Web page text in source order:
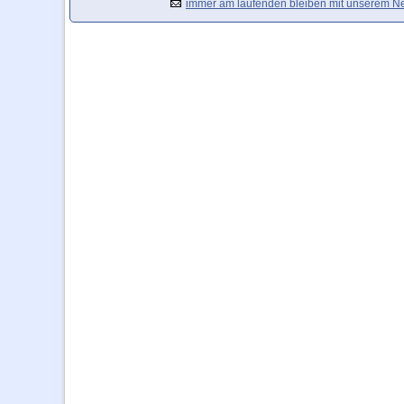
immer am laufenden bleiben mit unserem